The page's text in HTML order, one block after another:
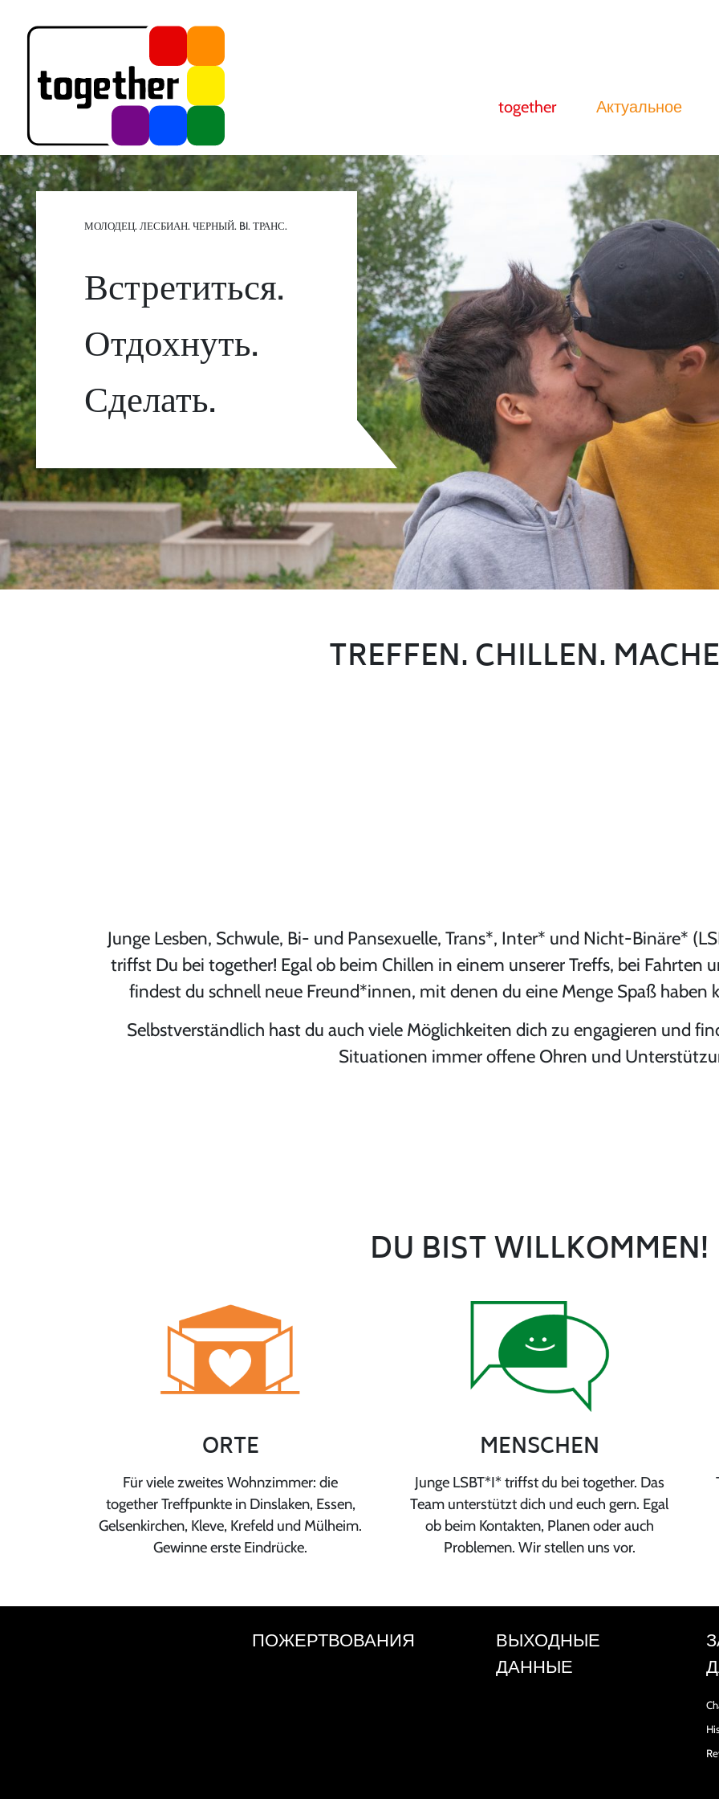
together Актуальное
МОЛОДЕЦ. ЛЕСБИАН. ЧЕРНЫЙ. BI. ТРАНС.
Встретиться.
Отдохнуть.
Сделать.
TREFFEN. CHILLEN.
Junge Lesben, Schwule, Bi- und Pansexuelle, Trans*, Inter* und Nicht-Binäre*
triffst Du bei together! Egal ob beim Chillen in einem unserer Treffs, bei Fahrten
findest du schnell neue Freund*innen, mit denen du eine Menge Spaß haben
Selbstverständlich hast du auch viele Möglichkeiten dich zu engagieren und
Situationen immer offene Ohren und
DU BIST WILLKOMMEN!
ORTE
Für viele zweites Wohnzimmer: die
together Treffpunkte in Dinslaken, Essen,
Gelsenkirchen, Kleve, Krefeld und Mülheim.
Gewinne erste Eindrücke.
MENSCHEN
Junge LSBT*I* triffst du bei together. Das
Team unterstützt dich und euch gern. Egal
ob beim Kontakten, Planen oder auch
Problemen. Wir stellen uns vor.
ПОЖЕРТВОВАНИЯ
ВЫХОДНЫЕ
ДАННЫЕ